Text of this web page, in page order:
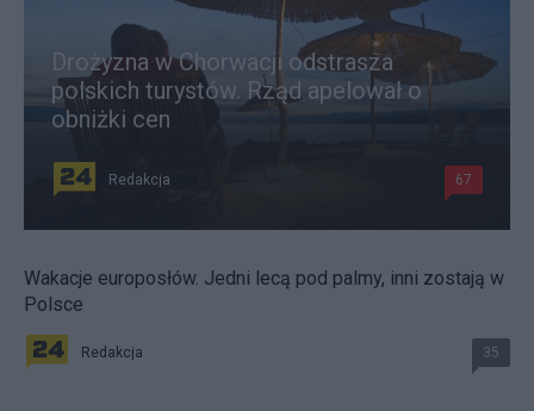
Drożyzna w Chorwacji odstrasza
polskich turystów. Rząd apelował o
obniżki cen
Redakcja 67
Wakacje europosłów. Jedni lecą pod palmy, inni zostają w
Polsce
Redakcja 35